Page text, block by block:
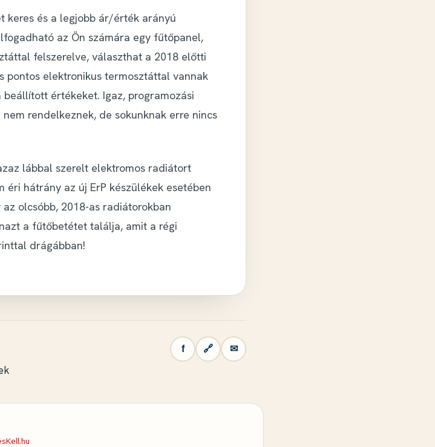
keres és a legjobb ár/érték arányú
az Ön számára egy fűtőpanel,
felszerelve, választhat a 2018 előtti
pontos elektronikus termosztáttal vannak
értékeket. Igaz, programozási
rendelkeznek, de sokunknak erre nincs
lábbal szerelt elektromos radiátort
éri hátrány az új ErP készülékek esetében
olcsóbb, 2018-as radiátorokban
a fűtőbetétet találja, amit a régi
drágábban!
f 🔗 ✉